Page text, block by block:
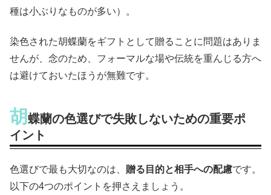
種は小ぶりなものが多い）。
染色された胡蝶蘭をギフトとして贈ることに問題はありま
せんが、念のため、フォーマルな場や伝統を重んじる方へ
は避けておいたほうが無難です。
胡 蝶蘭の色選びで失敗しないための重要ポ
イント
色選びで最も大切なのは、 贈る目的と相手への配慮です。
以下の4つのポイントを押さえましょう。